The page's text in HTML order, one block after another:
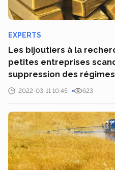
EXPERTS
Les bijoutiers à la
petites entreprises
suppression des
2022-03-11 10:45 623